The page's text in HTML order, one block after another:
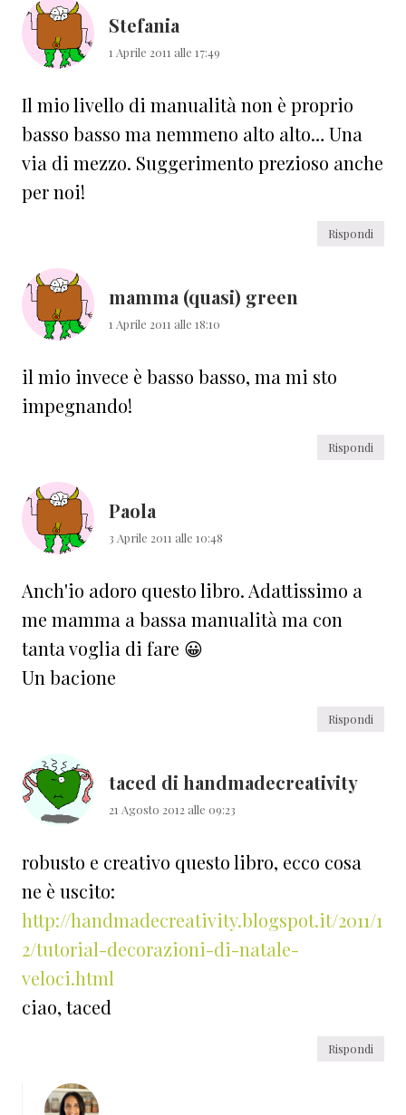
Stefania
1 Aprile 2011 alle 17:49
Il mio livello di manualità non è proprio
basso basso ma nemmeno alto alto… Una
via di mezzo. Suggerimento prezioso anche
per noi!
Rispondi
mamma (quasi) green
1 Aprile 2011 alle 18:10
il mio invece è basso basso, ma mi sto
impegnando!
Rispondi
Paola
3 Aprile 2011 alle 10:48
Anch'io adoro questo libro. Adattissimo a
me mamma a bassa manualità ma con
tanta voglia di fare 😀
Un bacione
Rispondi
taced di handmadecreativity
21 Agosto 2012 alle 09:23
robusto e creativo questo libro, ecco cosa
ne è uscito:
http://handmadecreativity.blogspot.it/2011/1
2/tutorial-decorazioni-di-natale-
veloci.html
ciao, taced
Rispondi